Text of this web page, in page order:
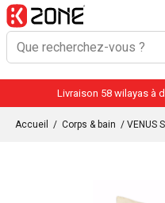
Livraison 58 wilayas à
Accueil / Corps & bain / VENUS